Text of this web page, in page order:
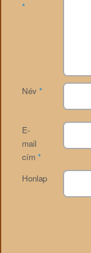
*
Név *
E-
mail
cím *
Honlap